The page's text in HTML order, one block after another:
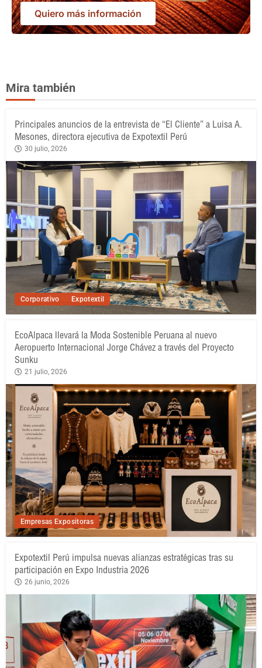
Quiero más información
Mira también
Corporativo Expotextil
Principales anuncios de la entrevista de “El Cliente” a Luisa A.
Mesones, directora ejecutiva de Expotextil Perú
30 julio, 2026
Empresas Expositoras
EcoAlpaca llevará la Moda Sostenible Peruana al nuevo
Aeropuerto Internacional Jorge Chávez a través del Proyecto
Sunku
21 julio, 2026
Expotextil Perú impulsa nuevas alianzas estratégicas tras su
participación en Expo Industria 2026
26 junio, 2026